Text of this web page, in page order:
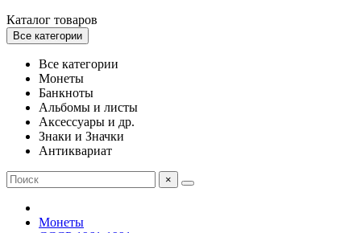
Каталог товаров
Все категории
Все категории
Монеты
Банкноты
Альбомы и листы
Аксессуары и др.
Знаки и Значки
Антиквариат
×
Монеты